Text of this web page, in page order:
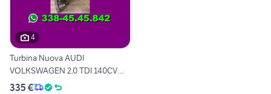
4
Turbina Nuova AUDI
VOLKSWAGEN 2.0 TDI 140CV
BKD
335 €